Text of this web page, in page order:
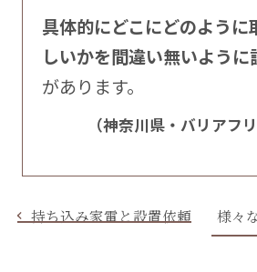
具体的にどこにどのように
しいかを間違い無いよう
があります。
（神奈川県・バリアフ
持ち込み家電と設置依頼 様々